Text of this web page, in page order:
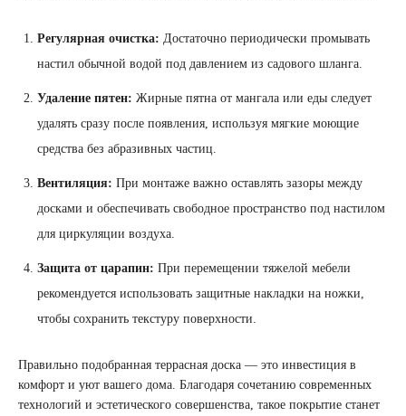
Регулярная очистка: Достаточно периодически промывать
настил обычной водой под давлением из садового шланга.
Удаление пятен: Жирные пятна от мангала или еды следует
удалять сразу после появления, используя мягкие моющие
средства без абразивных частиц.
Вентиляция: При монтаже важно оставлять зазоры между
досками и обеспечивать свободное пространство под настилом
для циркуляции воздуха.
Защита от царапин: При перемещении тяжелой мебели
рекомендуется использовать защитные накладки на ножки,
чтобы сохранить текстуру поверхности.
Правильно подобранная террасная доска — это инвестиция в
комфорт и уют вашего дома. Благодаря сочетанию современных
технологий и эстетического совершенства, такое покрытие станет